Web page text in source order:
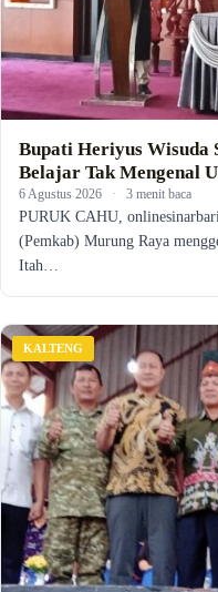
Bupati Heriyus Wisuda
Belajar Tak Mengenal
6 Agustus 2026 · 3 menit baca
PURUK CAHU,
(Pemkab) Murung Raya
Itah…
KALTENG